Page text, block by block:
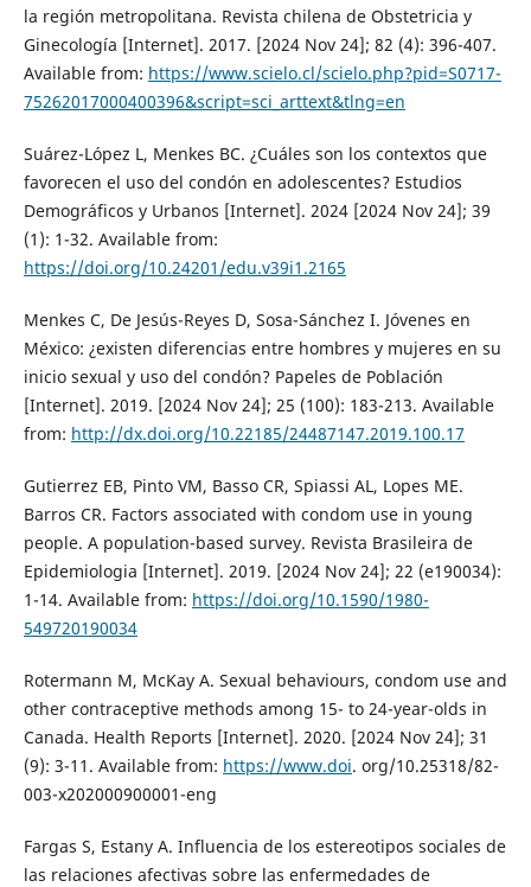
la región metropolitana. Revista chilena de Obstetricia y
Ginecología [Internet]. 2017. [2024 Nov 24]; 82 (4): 396-407.
Available from: https://www.scielo.cl/scielo.php?pid=S0717-
75262017000400396&script=sci_arttext&tlng=en
Suárez-López L, Menkes BC. ¿Cuáles son los contextos que
favorecen el uso del condón en adolescentes? Estudios
Demográficos y Urbanos [Internet]. 2024 [2024 Nov 24]; 39
(1): 1-32. Available from:
https://doi.org/10.24201/edu.v39i1.2165
Menkes C, De Jesús-Reyes D, Sosa-Sánchez I. Jóvenes en
México: ¿existen diferencias entre hombres y mujeres en su
inicio sexual y uso del condón? Papeles de Población
[Internet]. 2019. [2024 Nov 24]; 25 (100): 183-213. Available
from: http://dx.doi.org/10.22185/24487147.2019.100.17
Gutierrez EB, Pinto VM, Basso CR, Spiassi AL, Lopes ME.
Barros CR. Factors associated with condom use in young
people. A population-based survey. Revista Brasileira de
Epidemiologia [Internet]. 2019. [2024 Nov 24]; 22 (e190034):
1-14. Available from: https://doi.org/10.1590/1980-
549720190034
Rotermann M, McKay A. Sexual behaviours, condom use and
other contraceptive methods among 15- to 24-year-olds in
Canada. Health Reports [Internet]. 2020. [2024 Nov 24]; 31
(9): 3-11. Available from: https://www.doi. org/10.25318/82-
003-x202000900001-eng
Fargas S, Estany A. Influencia de los estereotipos sociales de
las relaciones afectivas sobre las enfermedades de